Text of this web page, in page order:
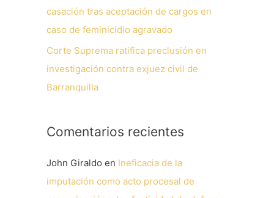
casación tras aceptación de cargos en
caso de feminicidio agravado
Corte Suprema ratifica preclusión en
investigación contra exjuez civil de
Barranquilla
Comentarios recientes
John Giraldo en Ineficacia de la
imputación como acto procesal de